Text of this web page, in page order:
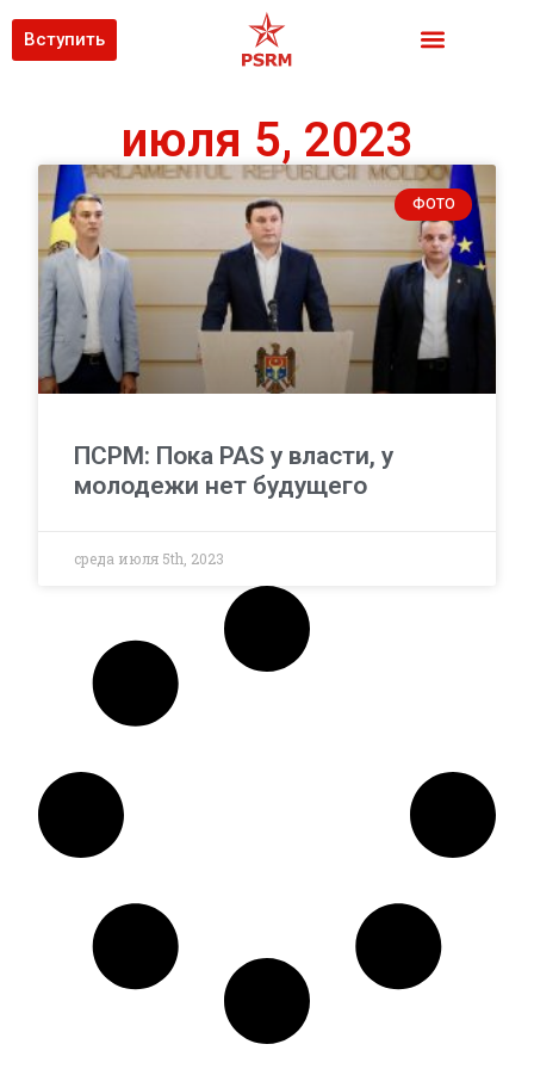
Вступить
июля 5, 2023
ФОТО
ПСРМ: Пока PAS у власти, у
молодежи нет будущего
среда июля 5th, 2023